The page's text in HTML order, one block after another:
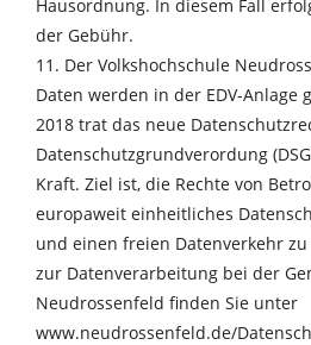
Hausordnung. In diesem Fall
der Gebühr.
11. Der Volkshochschule
Daten werden in der EDV-Anlage
2018 trat das neue
Datenschutzgrundverordung
Kraft. Ziel ist, die Rechte von
europaweit einheitliches
und einen freien Datenverkehr
zur Datenverarbeitung bei der
Neudrossenfeld finden Sie unter
www.neudrossenfeld.de/